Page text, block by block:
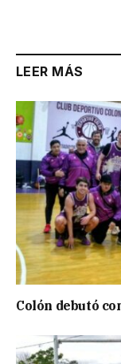
LEER MÁS
Colón debutó